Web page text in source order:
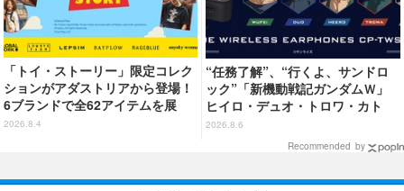
「トイ・ストーリー」限定コレク
ションがアダストリアから登場！
6ブランドで全62アイテムを展
開 店舗で購入するとオリジナル
2026.8.4
“任務了解”、“行くよ、サンドロ
ック”「新機動戦記ガンダムＷ」
ヒイロ・デュオ・トロワ・カト
ル・五飛の声がする…！ 新規録
2026.8.6
Recommended by